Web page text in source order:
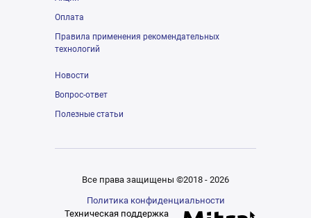
Оплата
Правила применения рекомендательных
технологий
Новости
Вопрос-ответ
Полезные статьи
Все права защищены ©2018 - 2026
Политика конфиденциальности
Техническая поддержка